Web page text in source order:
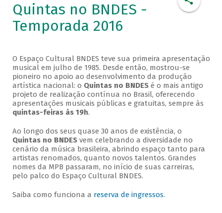
Quintas no BNDES -
Temporada 2016
O Espaço Cultural BNDES teve sua primeira apresentação
musical em julho de 1985. Desde então, mostrou-se
pioneiro no apoio ao desenvolvimento da produção
artística nacional: o Quintas no BNDESé o mais antigo
projeto de realização contínua no Brasil, oferecendo
apresentações musicais públicas e gratuitas, sempre às
quintas-feiras às 19h.
Ao longo dos seus quase 30 anos de existência, o
Quintas no BNDESvem celebrando a diversidade no
cenário da música brasileira, abrindo espaço tanto para
artistas renomados, quanto novos talentos. Grandes
nomes da MPB passaram, no início de suas carreiras,
pelo palco do Espaço Cultural BNDES.
Saiba como funciona a reserva de ingressos.